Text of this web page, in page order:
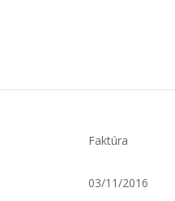
Faktúra
03/11/2016